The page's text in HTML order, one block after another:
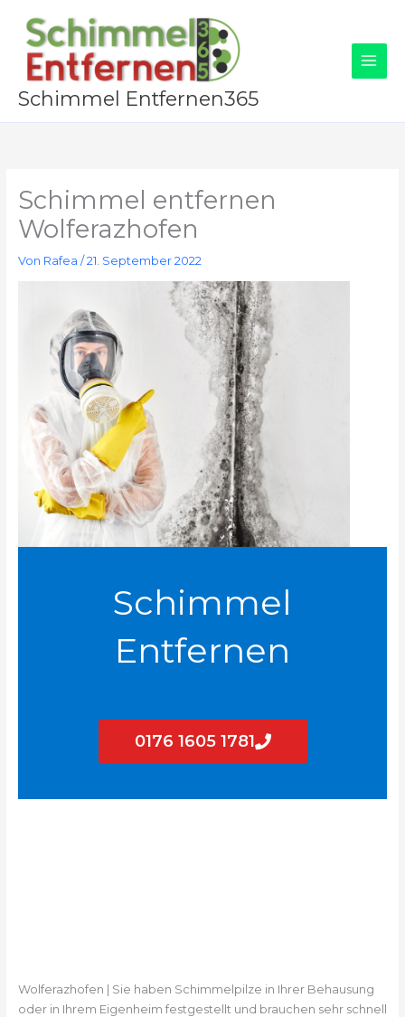
Inhalt
springen
Schimmel Entfernen365
Schimmel entfernen
Wolferazhofen
Von Rafea /21. September 2022
Schimmel
Entfernen
0176 1605 1781
Wolferazhofen | Sie haben Schimmelpilze in Ihrer Behausung
oder in Ihrem Eigenheim festgestellt und brauchen sehr schnell